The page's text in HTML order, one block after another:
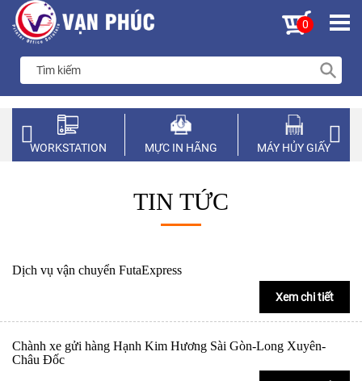
0
WORKSTATION MỰC IN HÃNG MÁY HỦY GIẤY
TIN TỨC
Dịch vụ vận chuyển FutaExpress
Xem chi tiết
Chành xe gửi hàng Hạnh Kim Hương Sài Gòn-Long Xuyên-
Châu Đốc